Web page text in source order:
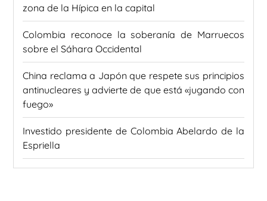
zona de la Hípica en la capital
Colombia reconoce la soberanía de Marruecos
sobre el Sáhara Occidental
China reclama a Japón que respete sus principios
antinucleares y advierte de que está «jugando con
fuego»
Investido presidente de Colombia Abelardo de la
Espriella